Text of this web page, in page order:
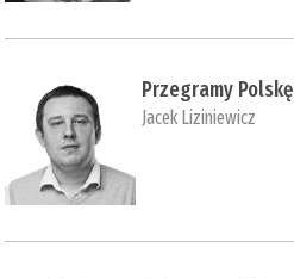
Przegramy Polskę
Jacek Liziniewicz